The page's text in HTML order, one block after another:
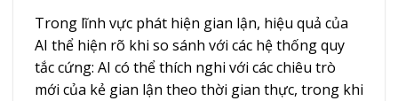
Trong lĩnh vực phát hiện gian lận, hiệu quả của
AI thể hiện rõ khi so sánh với các hệ thống quy
tắc cứng: AI có thể thích nghi với các chiêu trò
mới của kẻ gian lận theo thời gian thực, trong khi